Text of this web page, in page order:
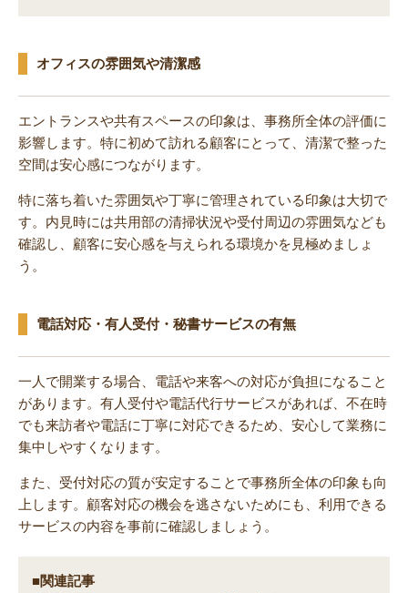
オフィスの雰囲気や清潔感
エントランスや共有スペースの印象は、事務所全体の評価に
影響します。特に初めて訪れる顧客にとって、清潔で整った
空間は安心感につながります。
特に落ち着いた雰囲気や丁寧に管理されている印象は大切で
す。内見時には共用部の清掃状況や受付周辺の雰囲気なども
確認し、顧客に安心感を与えられる環境かを見極めましょ
う。
電話対応・有人受付・秘書サービスの有無
一人で開業する場合、電話や来客への対応が負担になること
があります。有人受付や電話代行サービスがあれば、不在時
でも来訪者や電話に丁寧に対応できるため、安心して業務に
集中しやすくなります。
また、受付対応の質が安定することで事務所全体の印象も向
上します。顧客対応の機会を逃さないためにも、利用できる
サービスの内容を事前に確認しましょう。
■関連記事